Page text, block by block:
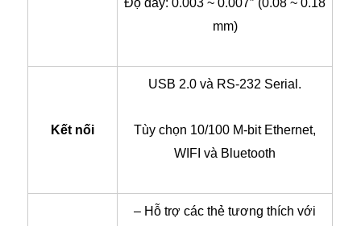
Độ dày: 0.003 ~ 0.007″ (0.08 ~ 0.18
mm)
Kết nối
USB 2.0 và RS-232 Serial.
Tùy chọn 10/100 M-bit Ethernet,
WIFI và Bluetooth
– Hỗ trợ các thẻ tương thích với